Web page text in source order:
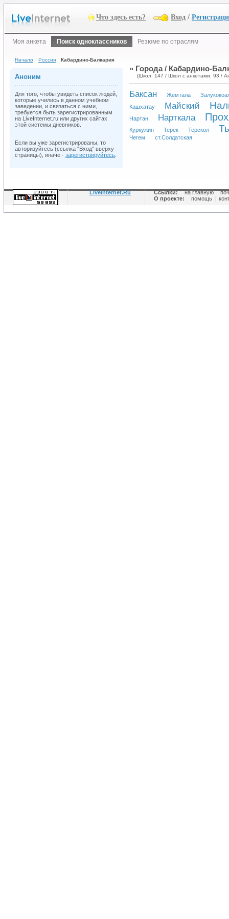
Что здесь есть? Вход /
Моя анкета Поиск одноклассников Резюме по отраслям
Начало Россия Кабардино-Балкария
Аноним
Для того, чтобы увидеть список людей,
которые учились в данном учебном
заведении, и связаться с ними,
требуется быть зарегистрированным
на LiveInternet.ru или других сайтах
этой системы дневников.
Если вы уже зарегистрированы, то
авторизуйтесь (ссылка "Вход" вверху
страницы), иначе - зарегистрируйтесь
» Города / Кабардино-
(Школ: 147 / Школ с анкетами: 93 /
Баксан Жемтала
Кашхатау
Майский
Нартан Нарткала
Куркужин Терек Терскол
Чегем ст.Солдатская
LiveInternet.Ru Ссылки: на главную |
О проекте:
помощь